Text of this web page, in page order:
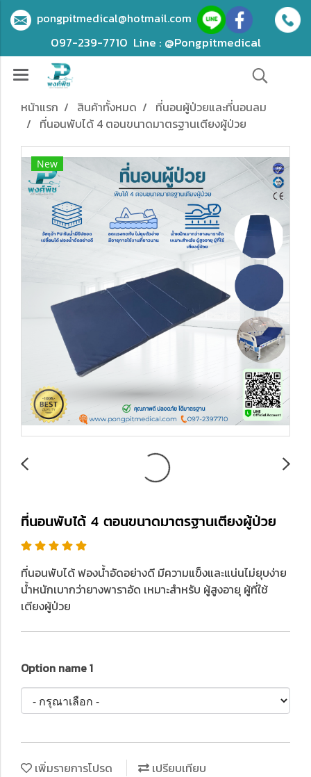
pongpitmedical@hotmail.com
097-239-7710 Line : @Pongpitmedical
หน้าแรก สินค้าทั้งหมด
ที่นอนผู้ป่วยและที่นอนลม
ที่นอนพับได้ 4 ตอนขนาดมาตรฐาน​เตียงผู้ป่วย
New
ที่นอนพับได้ 4 ตอนขนาดมาตรฐาน​เตียงผู้ป่วย
ที่นอนพับได้ ฟองน้ำอัดอย่างดี มีความแข็งและแน่นไม่ยุบง่าย
น้ำหนักเบากว่ายางพาราอัด เหมาะสำหรับ ผู้สูงอายุ ผู้ที่ใช้
เตียงผู้ป่วย
Option name 1
เพิ่มรายการโปรด
เปรียบเทียบ